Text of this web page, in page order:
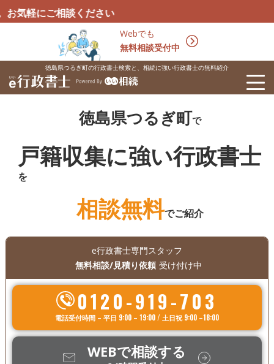
Webでも
無料相談受付中
談ください
徳島県つるぎ町の行政書士検索と、相続に強い行政書士の無料紹介
徳島県つるぎ町で
戸籍収集に強い行政書士
を
相談無料でご紹介
e行政書士専門スタッフ
無料相談/見積り依頼 受け付け中
0120-919-703
電話受付時間 – 平日 9:00 – 19:00 / 土日祝 9:00 –18:00
WEBで相談する